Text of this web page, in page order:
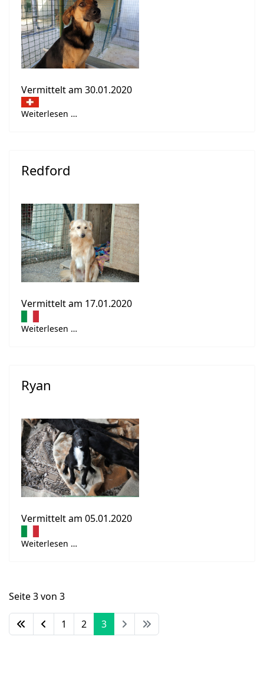
Vermittelt am 30.01.2020
Weiterlesen …
Redford
Vermittelt am 17.01.2020
Weiterlesen …
Ryan
Vermittelt am 05.01.2020
Weiterlesen …
Seite 3 von 3
1 2 3